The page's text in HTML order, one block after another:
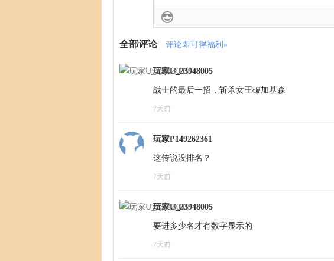
全部评论 评论即可得福利»
玩家U_23948005
战士的最后一招，斩杀女王破加基森
7天前
玩家P149262361
7天前
玩家U_23948005
要进多少名才有数字显示的
7天前